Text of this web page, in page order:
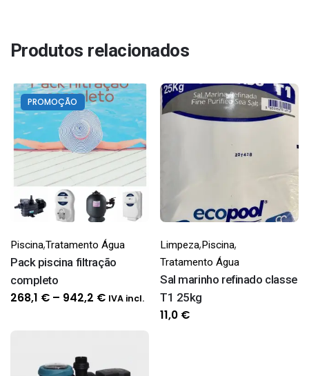
Produtos relacionados
PROMOÇÃO
Piscina,Tratamento Água
Pack piscina filtração
completo
268,1 € – 942,2 €Price
942,2 €
IVA incl.
Limpeza,Piscina,
Tratamento Água
Sal marinho refinado classe
T1 25kg
11,0 €